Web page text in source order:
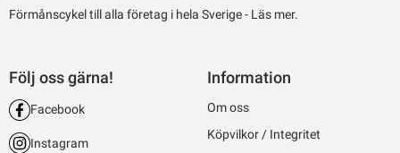
Förmånscykel till alla företag i hela Sverige - Läs mer.
Följ oss gärna!
Facebook
Instagram
Information
Om oss
Köpvilkor / Integritet